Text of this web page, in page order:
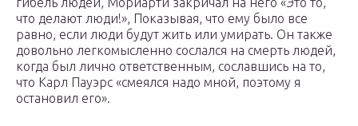
что делают люди!», Показывая, что ему было все
равно, если люди будут жить или умирать. Он также
довольно легкомысленно сослался на смерть людей,
когда был лично ответственным, сославшись на то,
что Карл Пауэрс «смеялся надо мной, поэтому я
остановил его».